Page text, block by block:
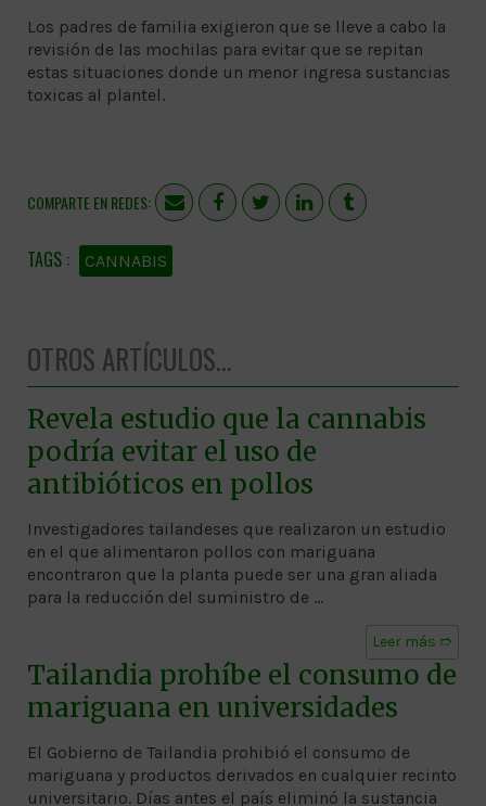
Los padres de familia exigieron que se lleve a cabo la
revisión de las mochilas para evitar que se repitan
estas situaciones donde un menor ingresa sustancias
toxicas al plantel.
COMPARTE EN REDES:
CANNABIS
OTROS ARTÍCULOS...
Revela estudio que la cannabis
podría evitar el uso de
antibióticos en pollos
Investigadores tailandeses que realizaron un estudio
en el que alimentaron pollos con mariguana
encontraron que la planta puede ser una gran aliada
para la reducción del suministro de …
Leer más ➱
Tailandia prohíbe el consumo de
mariguana en universidades
El Gobierno de Tailandia prohibió el consumo de
mariguana y productos derivados en cualquier recinto
universitario. Días antes el país eliminó la sustancia